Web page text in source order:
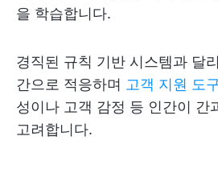
을 학습합니다.
경직된 규칙 기반 시스템과 달
간으로 적응하며 고객 지원 도
성이나 고객 감정 등 인간이 간
고려합니다.